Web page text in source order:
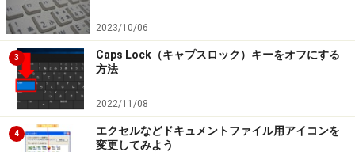
2023/10/06
3
Caps Lock（キャプスロック）キーをオフにする
方法
2022/11/08
4
エクセルなどドキュメントファイル用アイコンを
変更してみよう